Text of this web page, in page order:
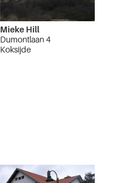
Mieke Hill
Dumontlaan 4
Koksijde